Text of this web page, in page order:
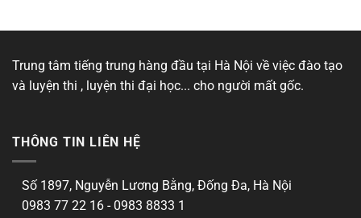
Trung tâm tiếng trung hàng đầu tại Hà Nội về việc đào tạo
và luyện thi , luyện thi đại học... cho người mất gốc.
THÔNG TIN LIÊN HỆ
Số 1897, Nguyễn Lương Bằng, Đống Đa, Hà Nội
0983 77 22 16 - 0983 8833 1